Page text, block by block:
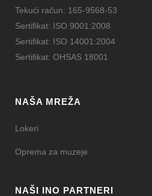
Tekući račun: 165-9568-53
Sertifikat: ISO 9001:2008
Sertifikat: ISO 14001:2004
Sertifikat: OHSAS 18001
NAŠA MREŽA
Lokeri
Oprema za muzeje
NAŠI INO PARTNERI